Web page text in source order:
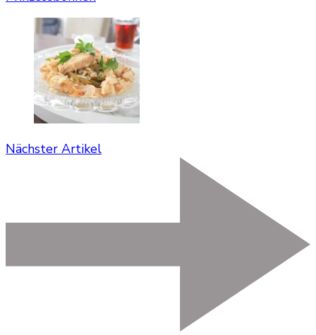
Nächster Artikel